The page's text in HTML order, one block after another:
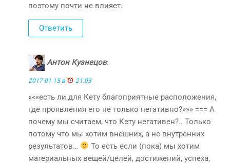
поэтому почти не влияет.
Ответить
Антон Кузнецов:
2017-01-15 в 21:03
«««есть ли для Кету благоприятные расположения,
где проявления его не только негативно?»»» === А
почему мы считаем, что Кету негативен?.. Только
потому что мы хотим внешних, а не внутренних
результатов…
То есть если (пока) мы хотим
материальных вещей/целей, достижений, успеха,